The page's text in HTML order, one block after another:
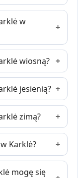
w
wiosną?
jesienią?
zimą?
Karklė?
mogę się